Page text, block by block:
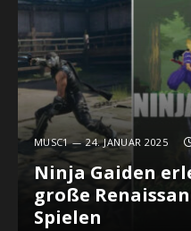
MUSC1 24. JANUAR 2025
Ninja Gaiden
große
Spielen